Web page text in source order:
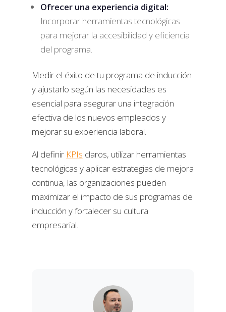
Ofrecer una experiencia digital:
Incorporar herramientas tecnológicas
para mejorar la accesibilidad y eficiencia
del programa.
Medir el éxito de tu programa de inducción
y ajustarlo según las necesidades es
esencial para asegurar una integración
efectiva de los nuevos empleados y
mejorar su experiencia laboral.
Al definir KPIs claros, utilizar herramientas
tecnológicas y aplicar estrategias de mejora
continua, las organizaciones pueden
maximizar el impacto de sus programas de
inducción y fortalecer su cultura
empresarial.